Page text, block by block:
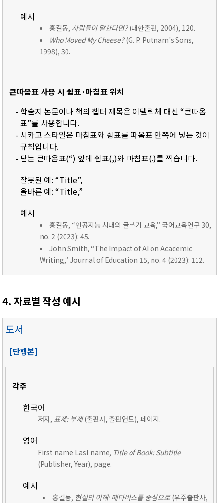
예시
홍길동, 사람들이 말한다면?(대한출판, 2004), 120.
Who Moved My Cheese?(G. P. Putnam's Sons,
1998), 30.
큰따옴표 사용 시 쉼표·마침표 위치
- 학술지 논문이나 책의 챕터 제목은 이탤릭체 대신 “큰따옴
표”를 사용합니다.
- 시카고 스타일은 마침표와 쉼표를 따옴표 안쪽에 넣는 것이
규칙입니다.
- 닫는 큰따옴표(“) 앞에 쉼표(,)와 마침표(.)를 찍습니다.
잘못된 예: “Title”,
올바른 예: “Title,”
예시
홍길동, “인공지능 시대의 글쓰기 교육,” 국어교육연구 30,
no. 2 (2023): 45.
John Smith, “The Impact of AI on Academic
Writing,” Journal of Education 15, no. 4 (2023): 112.
4. 자료별 작성 예시
도서
[단행본]
각주
한국어
저자, 표제: 부제(출판사, 출판연도), 페이지.
영어
First name Last name, Title of Book: Subtitle
(Publisher, Year), page.
예시
홍길동, 현실의 이해: 메타버스를 중심으로(우주출판사,